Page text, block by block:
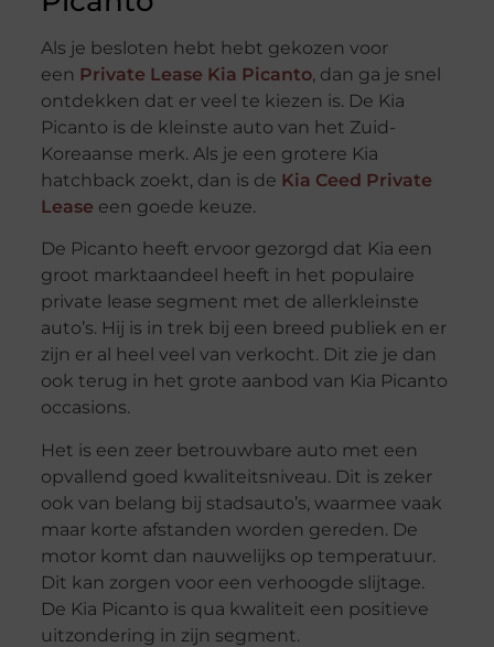
Als je besloten hebt hebt gekozen voor
een Private Lease Kia Picanto, dan ga je snel
ontdekken dat er veel te kiezen is. De Kia
Picanto is de kleinste auto van het Zuid-
Koreaanse merk. Als je een grotere Kia
hatchback zoekt, dan is de Kia Ceed Private
Lease een goede keuze.
De Picanto heeft ervoor gezorgd dat Kia een
groot marktaandeel heeft in het populaire
private lease segment met de allerkleinste
auto’s. Hij is in trek bij een breed publiek en er
zijn er al heel veel van verkocht. Dit zie je dan
ook terug in het grote aanbod van Kia Picanto
occasions.
Het is een zeer betrouwbare auto met een
opvallend goed kwaliteitsniveau. Dit is zeker
ook van belang bij stadsauto’s, waarmee vaak
maar korte afstanden worden gereden. De
motor komt dan nauwelijks op temperatuur.
Dit kan zorgen voor een verhoogde slijtage.
De Kia Picanto is qua kwaliteit een positieve
uitzondering in zijn segment.